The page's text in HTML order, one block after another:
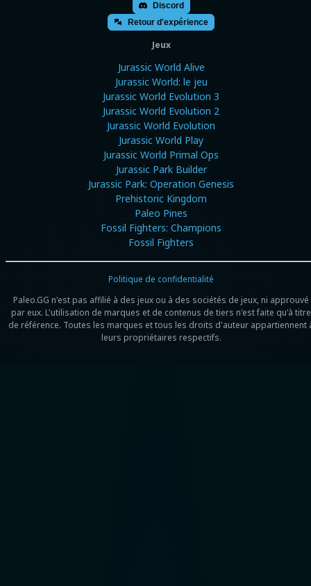
Discord
Retour d'expérience
Jeux
Jurassic World Alive
Jurassic World: le jeu
Jurassic World Evolution 3
Jurassic World Evolution 2
Jurassic World Evolution
Jurassic World Play
Jurassic World Primal Ops
Jurassic Park Builder
Jurassic Park: Operation Genesis
Prehistoric Kingdom
Paleo Pines
Fossil Fighters: Champions
Fossil Fighters
Paleo.GG n'est pas affilié à des jeux ou à des sociétés de jeux, ni approuvé
par eux. L'utilisation de marques et de contenus de tiers n'est faite qu'à titre
de référence. Toutes les marques et tous les droits d'auteur appartiennent
leurs propriétaires respectifs.
Politique de confidentialité